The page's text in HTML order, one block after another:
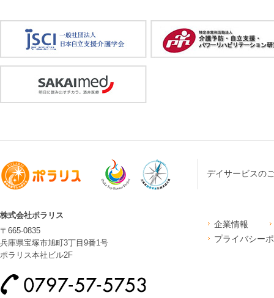
株式会社ポラリス
〒665-0835
兵庫県宝塚市旭町3丁目9番1号
ポラリス本社ビル2F
デイサービスの
企業情報
プライバシー